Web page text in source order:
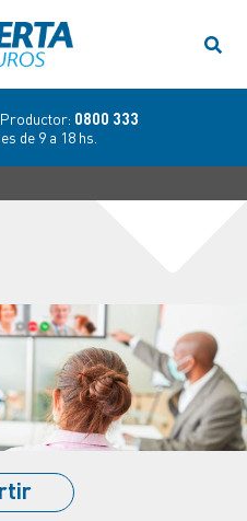
0800 333
de 9 a 18 hs.